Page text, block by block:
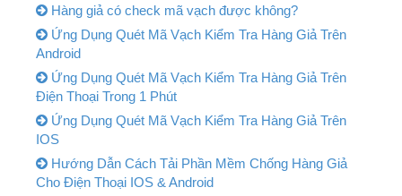
Hàng giả có check mã vạch được không?
Ứng Dụng Quét Mã Vạch Kiểm Tra Hàng Giả Trên
Android
Ứng Dụng Quét Mã Vạch Kiểm Tra Hàng Giả Trên
Điện Thoại Trong 1 Phút
Ứng Dụng Quét Mã Vạch Kiểm Tra Hàng Giả Trên
IOS
Hướng Dẫn Cách Tải Phần Mềm Chống Hàng Giả
Cho Điện Thoại IOS & Android